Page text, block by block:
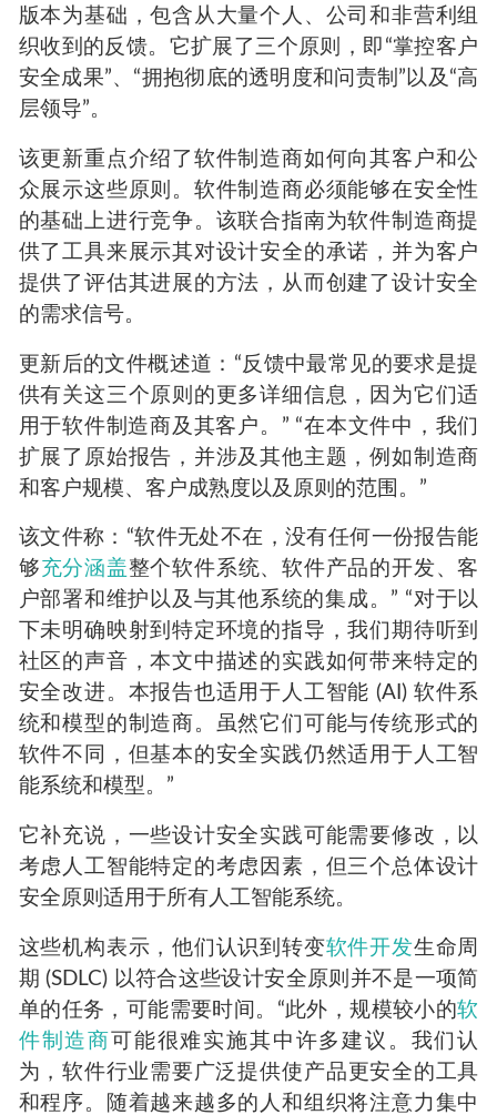
版本为基础，包含从大量个人、公司和非营利组
织收到的反馈。它扩展了三个原则，即“掌控客户
安全成果”、“拥抱彻底的透明度和问责制”以及“高
层领导”。
该更新重点介绍了软件制造商如何向其客户和公
众展示这些原则。软件制造商必须能够在安全性
的基础上进行竞争。该联合指南为软件制造商提
供了工具来展示其对设计安全的承诺，并为客户
提供了评估其进展的方法，从而创建了设计安全
的需求信号。
更新后的文件概述道：“反馈中最常见的要求是提
供有关这三个原则的更多详细信息，因为它们适
用于软件制造商及其客户。” “在本文件中，我们
扩展了原始报告，并涉及其他主题，例如制造商
和客户规模、客户成熟度以及原则的范围。”
该文件称：“软件无处不在，没有任何一份报告能
够 充分涵盖整个软件系统、软件产品的开发、客
户部署和维护以及与其他系统的集成。” “对于以
下未明确映射到特定环境的指导，我们期待听到
社区的声音，本文中描述的实践如何带来特定的
安全改进。本报告也适用于人工智能 (AI) 软件系
统和模型的制造商。虽然它们可能与传统形式的
软件不同，但基本的安全实践仍然适用于人工智
能系统和模型。”
它补充说，一些设计安全实践可能需要修改，以
考虑人工智能特定的考虑因素，但三个总体设计
安全原则适用于所有人工智能系统。
这些机构表示，他们认识到转变软件开发生命周
期 (SDLC) 以符合这些设计安全原则并不是一项简
单的任务，可能需要时间。“此外，规模较小的软
件制造商 可能很难实施其中许多建议。我们认
为，软件行业需要广泛提供使​​产品更安全的工具
和程序。随着越来越多的人和组织将注意力集中